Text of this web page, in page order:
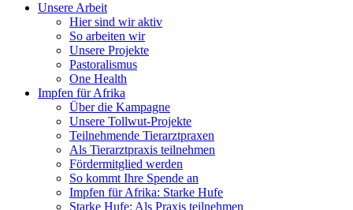
Unsere Arbeit
Hier sind wir aktiv
So arbeiten wir
Unsere Projekte
Pastoralismus
One Health
Impfen für Afrika
Über die Kampagne
Unsere Tollwut-Projekte
Teilnehmende Tierarztpraxen
Als Tierarztpraxis teilnehmen
Fördermitglied werden
So kommt Ihre Spende an
Impfen für Afrika: Starke Hufe
Starke Hufe: Als Praxis teilnehmen